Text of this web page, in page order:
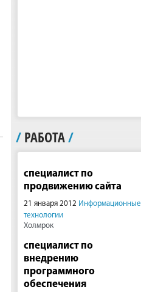
/ РАБОТА/
специалист по
продвижению сайта
21 января 2012 Информационные
технологии
Холмрок
специалист по
внедрению
программного
обеспечения